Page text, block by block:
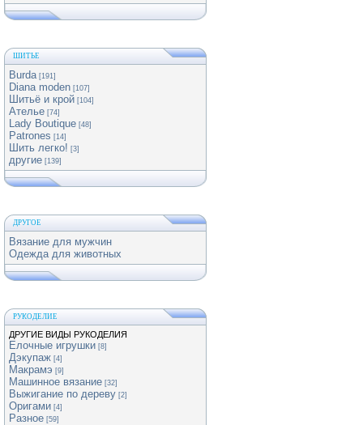
ШИТЬЕ
Burda [191]
Diana moden [107]
Шитьё и крой [104]
Ателье [74]
Lady Boutique [48]
Patrones [14]
Шить легко! [3]
другие [139]
ДРУГОЕ
Вязание для мужчин
Одежда для животных
РУКОДЕЛИЕ
ДРУГИЕ ВИДЫ РУКОДЕЛИЯ
Елочные игрушки [8]
Дэкупаж [4]
Макрамэ [9]
Машинное вязание [32]
Выжигание по дереву [2]
Оригами [4]
Разное [59]